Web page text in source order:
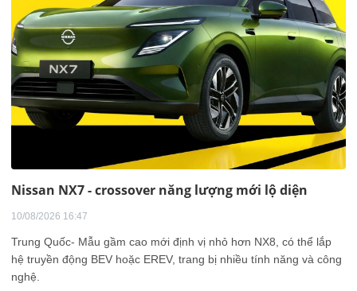
Nissan NX7 - crossover năng lượng mới lộ diện
10/08/2026 16:47
Trung Quốc- Mẫu gầm cao mới định vị nhỏ hơn NX8, có thể lắp
hệ truyền động BEV hoặc EREV, trang bị nhiều tính năng và công
nghệ.